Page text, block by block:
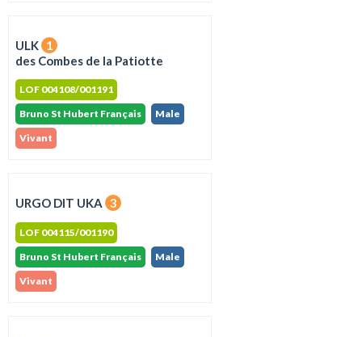
ULK 1
des Combes de la Patiotte
LOF 004108/001191
Bruno St Hubert Français
Male
Vivant
URGO DIT UKA 3
LOF 004115/001190
Bruno St Hubert Français
Male
Vivant